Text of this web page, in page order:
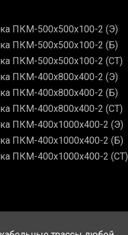
ПКМ-500х500х100-2 (Э)
ПКМ-500х500х100-2 (Б)
ПКМ-500х500х100-2 (СТ)
ПКМ-400х800х400-2 (Э)
ПКМ-400х800х400-2 (Б)
ПКМ-400х800х400-2 (СТ)
ПКМ-400х1000х400-2 (Э)
ПКМ-400х1000х400-2 (Б)
ПКМ-400х1000х400-2 (СТ)